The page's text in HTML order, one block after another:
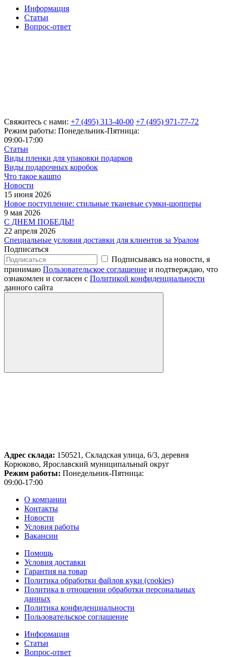
Информация
Статьи
Вопрос-ответ
Свяжитесь с нами: +7 (495) 313-40-00 +7 (495) 971-77-72
Режим работы: Понедельник-Пятница:
09:00-17:00
Статьи
Виды пленки для упаковки подарков
Виды подарочных коробок
Что такое кашпо
Новости
15 июня 2026
Новое поступление: стильные тканевые сумки-шопперы
9 мая 2026
С ДНЕМ ПОБЕДЫ!
22 апреля 2026
Специальные условия доставки для клиентов за Уралом
Подписаться
Подписываясь на новости, я
принимаю Пользовательское соглашение и подтверждаю, что
ознакомлен и согласен с Политикой конфиденциальности
данного сайта
Адрес склада: 150521, Складская улица, 6/3, деревня
Корюково, Ярославский муниципальный округ
Режим работы: Понедельник-Пятница:
09:00-17:00
О компании
Контакты
Новости
Условия работы
Вакансии
Помощь
Условия доставки
Гарантия на товар
Политика обработки файлов куки (cookies)
Политика в отношении обработки персональных
данных
Политика конфиденциальности
Пользовательское соглашение
Информация
Статьи
Вопрос-ответ